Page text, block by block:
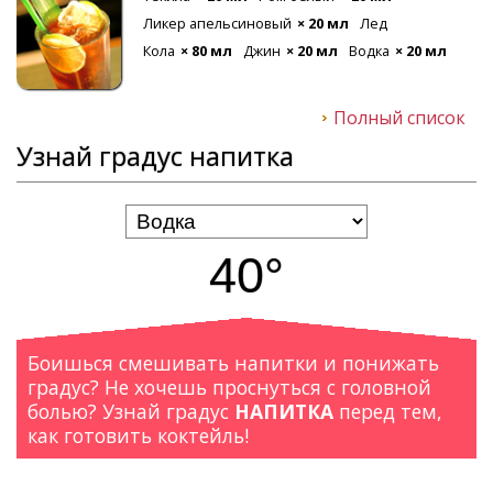
Ликер апельсиновый × 20 мл
Лед
Кола × 80 мл Джин × 20 мл Водка × 20 мл
Полный список
Узнай градус напитка
40°
Боишься смешивать напитки и понижать
градус? Не хочешь проснуться с головной
болью? Узнай градус НАПИТКА перед тем,
как готовить коктейль!